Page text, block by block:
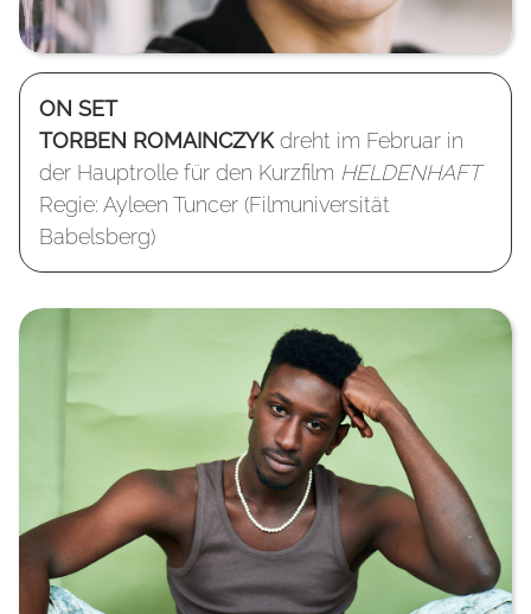
ON SET
TORBEN ROMAINCZYKdreht im Februar in
der Hauptrolle für den Kurzfilm HELDENHAFT
Regie: Ayleen Tuncer (Filmuniversität
Babelsberg)